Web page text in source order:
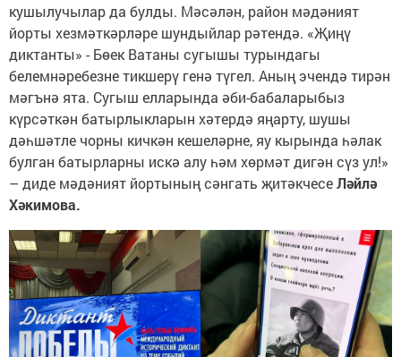
кушылучылар да булды. Мәсәлән, район мәдәният
йорты хезмәткәрләре шундыйлар рәтендә. «Җиңү
диктанты» - Бөек Ватаны сугышы турындагы
белемнәребезне тикшерү генә түгел. Аның эчендә тирән
мәгънә ята. Сугыш елларында әби-бабаларыбыз
күрсәткән батырлыкларын хәтердә яңарту, шушы
дәһшәтле чорны кичкән кешеләрне, яу кырында һәлак
булган батырларны искә алу һәм хөрмәт дигән сүз ул!»
– диде мәдәният йортының сәнгать җитәкчесеЛәйлә
Хәкимова.